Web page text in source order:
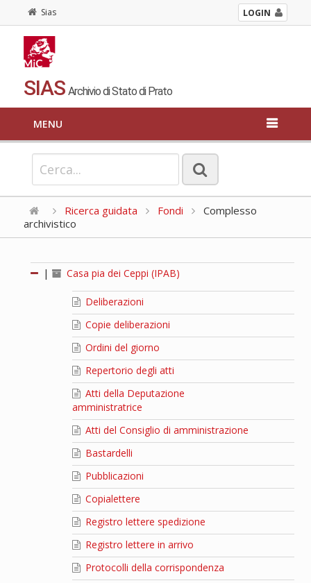
Sias LOGIN
SIAS Archivio di Stato di Prato
MENU
Ricerca guidata Fondi
Complesso
archivistico
| Casa pia dei Ceppi (IPAB)
Deliberazioni
Copie deliberazioni
Ordini del giorno
Repertorio degli atti
Atti della Deputazione
amministratrice
Atti del Consiglio di amministrazione
Bastardelli
Pubblicazioni
Copialettere
Registro lettere spedizione
Registro lettere in arrivo
Protocolli della corrispondenza